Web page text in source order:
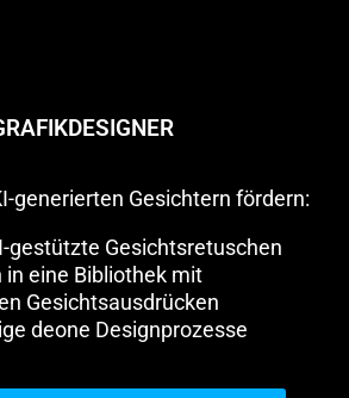
generierten Gesichtern fördern:
gestützte Gesichtsretuschen
in eine Bibliothek mit
Gesichtsausdrücken
deone Designprozesse